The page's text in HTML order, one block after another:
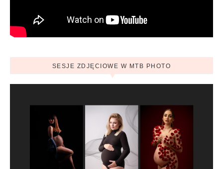
SESJE ZDJĘCIOWE W MTB PHOTO